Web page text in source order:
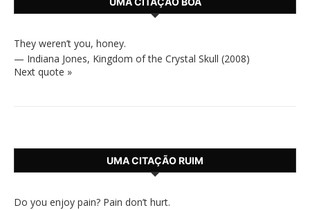
They weren’t you, honey.
— Indiana Jones, Kingdom of the Crystal Skull (2008)
Next quote »
UMA CITAÇÃO RUIM
Do you enjoy pain? Pain don’t hurt.